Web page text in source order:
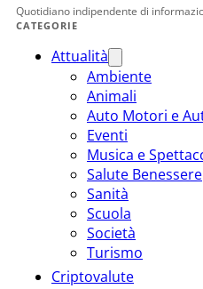
Quotidiano indipendente di
CATEGORIE
Attualità
Ambiente
Animali
Auto Motori e
Eventi
Musica e
Salute Benessere
Sanità
Scuola
Società
Turismo
Criptovalute